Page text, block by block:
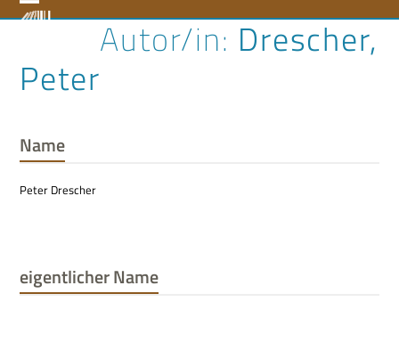
to Open
menu
Close
menu
Drescher,
Peter
Name
Peter Drescher
eigentlicher Name